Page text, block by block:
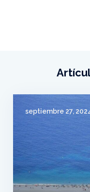
septiembre 27,